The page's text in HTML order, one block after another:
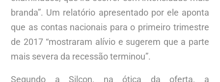
branda”. Um relatório apresentado por ele aponta
que as contas nacionais para o primeiro trimestre
de 2017 “mostraram alívio e sugerem que a parte
mais severa da recessão terminou”.
Segundo a Silcon, na ótica da oferta, a